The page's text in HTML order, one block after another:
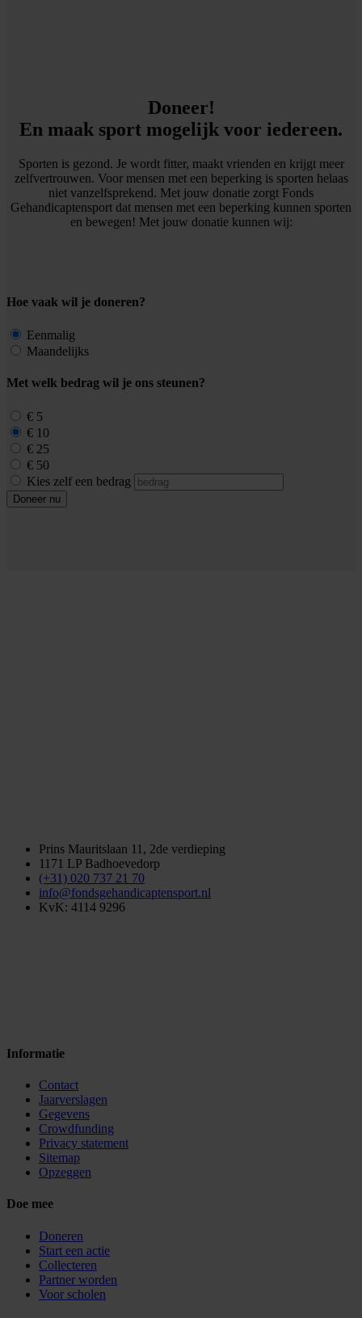
Doneer!
En maak sport mogelijk voor iedereen.
Sporten is gezond. Je wordt fitter, maakt vrienden en krijgt meer
zelfvertrouwen. Voor mensen met een beperking is sporten helaas
niet vanzelfsprekend. Met jouw donatie zorgt Fonds
Gehandicaptensport dat mensen met een beperking kunnen sporten
en bewegen! Met jouw donatie kunnen wij:
Hoe vaak wil je doneren?
Eenmalig
Maandelijks
Met welk bedrag wil je ons steunen?
€ 5
€ 10
€ 25
€ 50
Kies zelf een bedrag
Doneer nu
Prins Mauritslaan 11, 2de verdieping
1171 LP Badhoevedorp
(+31) 020 737 21 70
info@fondsgehandicaptensport.nl
KvK: 4114 9296
Informatie
Contact
Jaarverslagen
Gegevens
Crowdfunding
Privacy statement
Sitemap
Opzeggen
Doe mee
Doneren
Start een actie
Collecteren
Partner worden
Voor scholen